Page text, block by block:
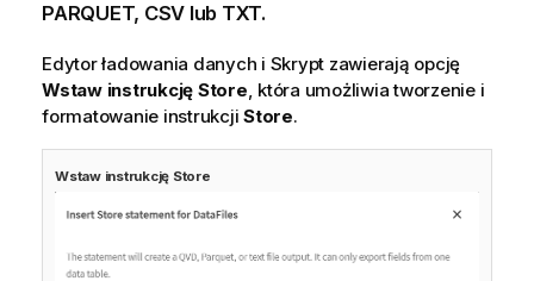
PARQUET, CSV lub TXT.
Edytor ładowania danych i Skrypt zawierają opcję
Wstaw instrukcję Store, która umożliwia tworzenie i
formatowanie instrukcji Store.
Wstaw instrukcję Store